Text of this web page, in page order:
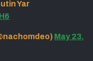
Yar
May 23,